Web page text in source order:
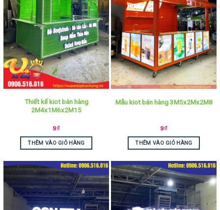
Thiết kế kiot bán hàng
2M4x1M6x2M15
9₫
THÊM VÀO GIỎ HÀNG
Mẫu kiot bán hàng 3M5x2Mx2M8
9₫
THÊM VÀO GIỎ HÀNG